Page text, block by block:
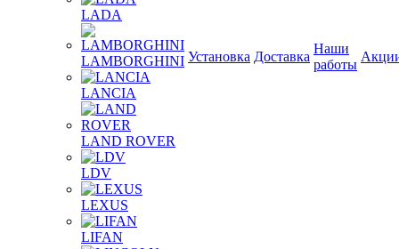
LADA
LAMBORGHINI
LANCIA
LAND ROVER
LDV
LEXUS
LIFAN
Установка Доставка
Наши
работы